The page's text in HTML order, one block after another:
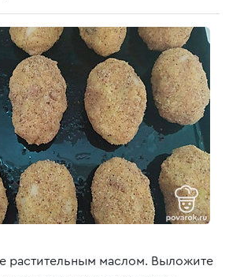
растительным маслом. Выложите